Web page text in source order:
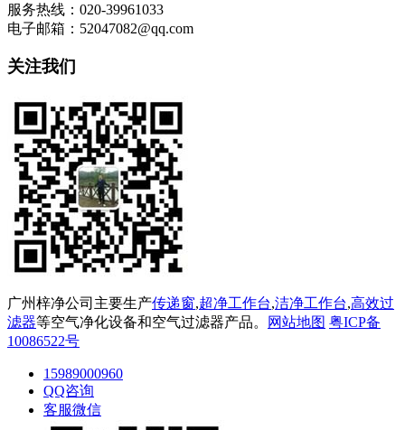
服务热线：020-39961033
电子邮箱：52047082@qq.com
关注我们
广州梓净公司主要生产传递窗,超净工作台,洁净工作台,高效过
滤器等空气净化设备和空气过滤器产品。 网站地图 粤ICP备
10086522号
15989000960
QQ咨询
客服微信